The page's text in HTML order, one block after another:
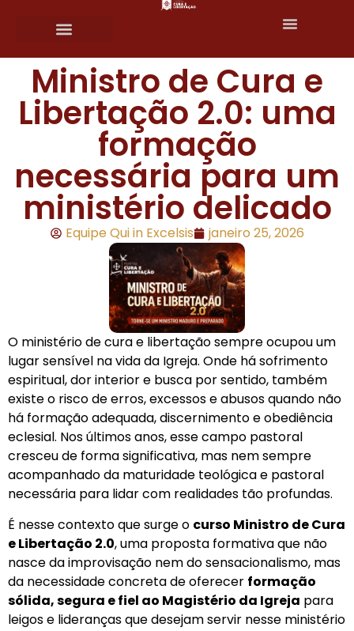
Ministro de Cura e
Libertação 2.0: uma
formação
necessária para um
ministério delicado
Equipe Qui in Excelsis janeiro 25, 2026
O ministério de cura e libertação sempre ocupou um
lugar sensível na vida da Igreja. Onde há sofrimento
espiritual, dor interior e busca por sentido, também
existe o risco de erros, excessos e abusos quando não
há formação adequada, discernimento e obediência
eclesial. Nos últimos anos, esse campo pastoral
cresceu de forma significativa, mas nem sempre
acompanhado da maturidade teológica e pastoral
necessária para lidar com realidades tão profundas.
É nesse contexto que surge o curso Ministro de Cura
e Libertação 2.0, uma proposta formativa que não
nasce da improvisação nem do sensacionalismo, mas
da necessidade concreta de oferecer formação
sólida, segura e fiel ao Magistério da Igreja para
leigos e lideranças que desejam servir nesse ministério